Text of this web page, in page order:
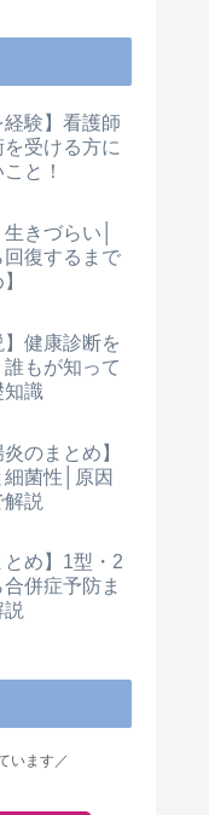
経験】看護師
受ける方に
と！
きづらい│
復するまで
】健康診断を
もが知って
知識
のまとめ】
菌性│原因
説
とめ】1型・2
併症予防ま
説
います／